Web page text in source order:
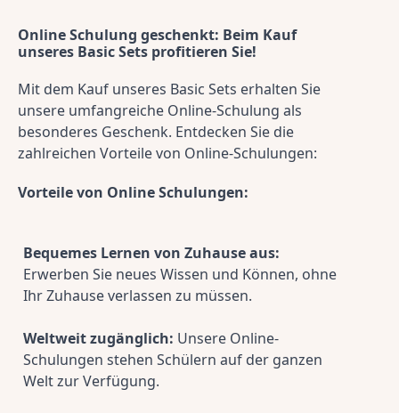
Online Schulung geschenkt: Beim Kauf
unseres Basic Sets profitieren Sie!
Mit dem Kauf unseres Basic Sets erhalten Sie
unsere umfangreiche Online-Schulung als
besonderes Geschenk. Entdecken Sie die
zahlreichen Vorteile von Online-Schulungen:
Vorteile von Online Schulungen:
Bequemes Lernen von Zuhause aus:
Erwerben Sie neues Wissen und Können, ohne
Ihr Zuhause verlassen zu müssen.
Weltweit zugänglich: Unsere Online-
Schulungen stehen Schülern auf der ganzen
Welt zur Verfügung.